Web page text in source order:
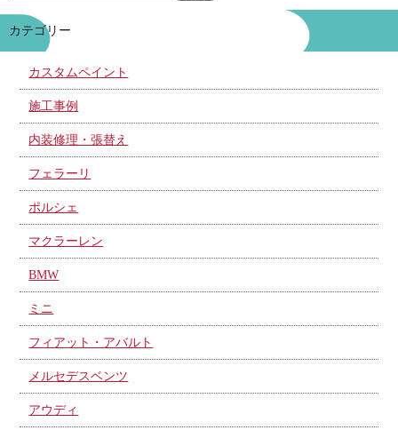
カテゴリー
カスタムペイント
施工事例
内装修理・張替え
フェラーリ
ポルシェ
マクラーレン
BMW
ミニ
フィアット・アバルト
メルセデスベンツ
アウディ